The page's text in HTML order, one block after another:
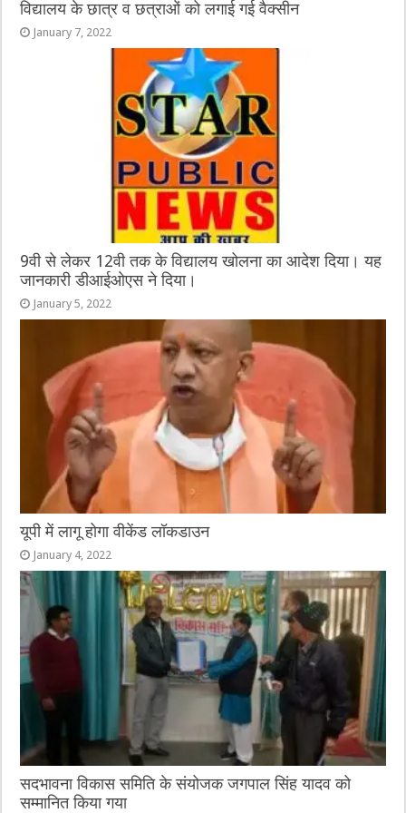
विद्यालय के छात्र व छत्राओं को लगाई गई वैक्सीन
January 7, 2022
9वी से लेकर 12वी तक के विद्यालय खोलना का आदेश दिया। यह
जानकारी डीआईओएस ने दिया।
January 5, 2022
यूपी में लागू होगा वीकेंड लॉकडाउन
January 4, 2022
सदभावना विकास समिति के संयोजक जगपाल सिंह यादव को
सम्मानित किया गया